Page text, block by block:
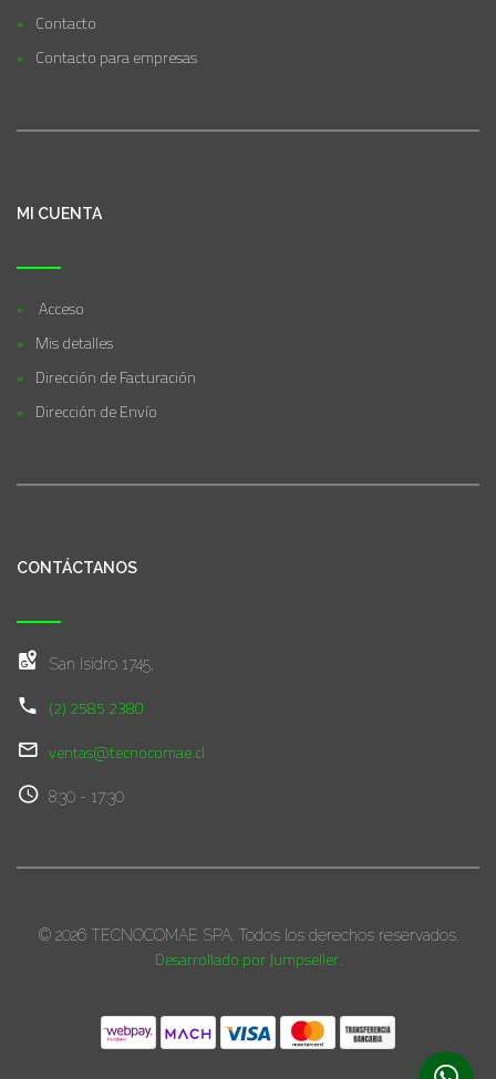
Contacto
Contacto para empresas
MI CUENTA
Acceso
Mis detalles
Dirección de Facturación
Dirección de Envío
CONTÁCTANOS
San Isidro 1745,
(2) 2585 2380
ventas@tecnocomae.cl
8:30 - 17:30
© 2026 TECNOCOMAE SPA. Todos los derechos reservados.
Desarrollado por Jumpseller